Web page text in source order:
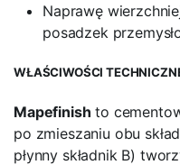
Naprawę
posadzek
WŁAŚCIWOŚCI
Mapefinish to
po zmieszaniu obu
płynny składnik B)